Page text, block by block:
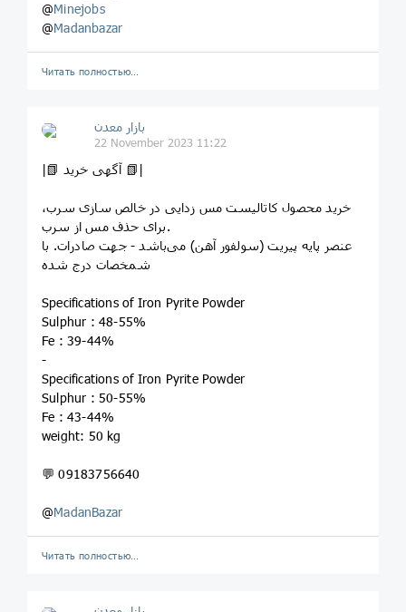
@Minejobs
@Madanbazar
Читать полностью…
بازار معدن
22 November 2023 11:22
|📗 آگهی خرید 📗|
خرید محصول کاتالیست مس زدایی در خالص سازی سرب،
برای حذف مس از سرب.
عنصر پایه پیریت ‌‌(سولفور آهن) می‌باشد - جهت صادرات. با
شمخصات درج شده
Specifications of Iron Pyrite Powder
Sulphur : 48-55%
Fe : 39-44%
-
Specifications of Iron Pyrite Powder
Sulphur : 50-55%
Fe : 43-44%
weight: 50 kg
💬 09183756640
@MadanBazar
Читать полностью…